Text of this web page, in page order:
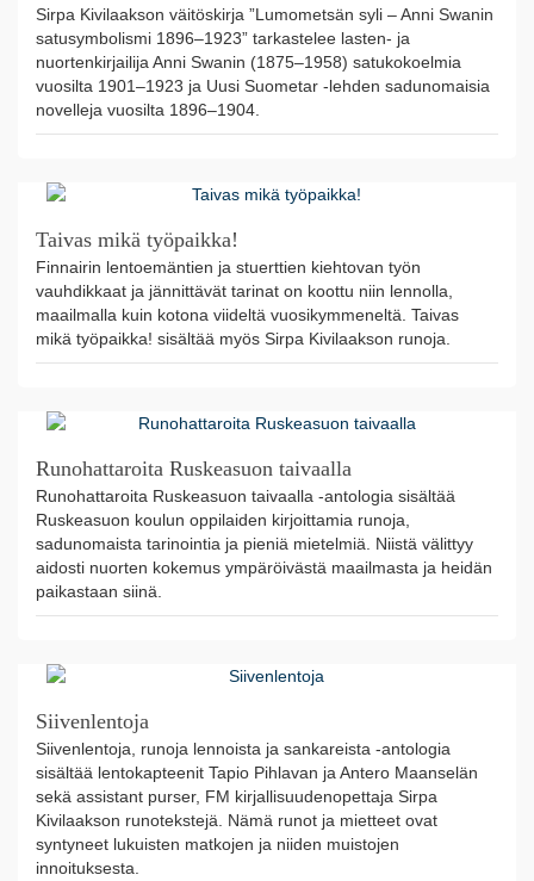
Sirpa Kivilaakson väitöskirja ”Lumometsän syli – Anni Swanin
satusymbolismi 1896–1923” tarkastelee lasten- ja
nuortenkirjailija Anni Swanin (1875–1958) satukokoelmia
vuosilta 1901–1923 ja Uusi Suometar -lehden sadunomaisia
novelleja vuosilta 1896–1904.
Taivas mikä työpaikka!
Finnairin lentoemäntien ja stuerttien kiehtovan työn
vauhdikkaat ja jännittävät tarinat on koottu niin lennolla,
maailmalla kuin kotona viideltä vuosikymmeneltä. Taivas
mikä työpaikka! sisältää myös Sirpa Kivilaakson runoja.
Runohattaroita Ruskeasuon taivaalla
Runohattaroita Ruskeasuon taivaalla -antologia sisältää
Ruskeasuon koulun oppilaiden kirjoittamia runoja,
sadunomaista tarinointia ja pieniä mietelmiä. Niistä välittyy
aidosti nuorten kokemus ympäröivästä maailmasta ja heidän
paikastaan siinä.
Siivenlentoja
Siivenlentoja, runoja lennoista ja sankareista -antologia
sisältää lentokapteenit Tapio Pihlavan ja Antero Maanselän
sekä assistant purser, FM kirjallisuudenopettaja Sirpa
Kivilaakson runotekstejä. Nämä runot ja mietteet ovat
syntyneet lukuisten matkojen ja niiden muistojen
innoituksesta.